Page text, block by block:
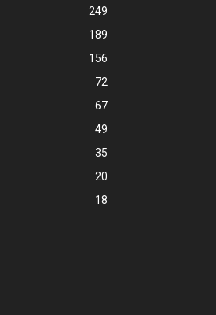
249
189
156
72
67
49
35
20
18